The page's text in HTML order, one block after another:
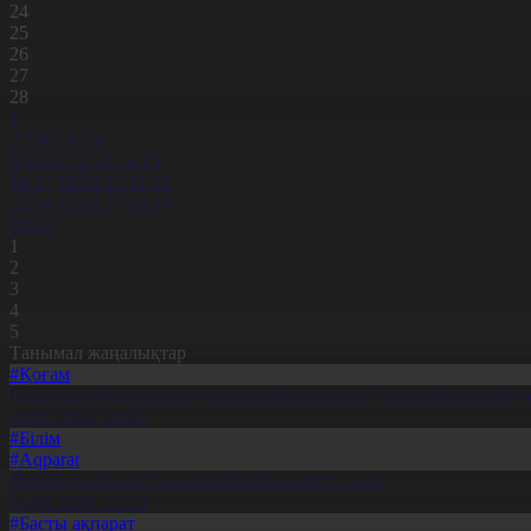
24
25
26
27
28
1
2 3 4 5 6 7 8
9 10 11 12 13 14 15
16 17 18 19 20 21 22
23 24 25 26 27 28 29
30 31
1
2
3
4
5
Танымал жаңалықтар
#Қоғам
Енді салалық дәрігерге қаралу үшін терапевт жолдамасы қажет
30.07.2026, 20:05
#Білім
#Aqparat
Жапондар Қазақстан өсімдіктерін зерттеп жүр
04.08.2026, 17:30
#Басты ақпарат